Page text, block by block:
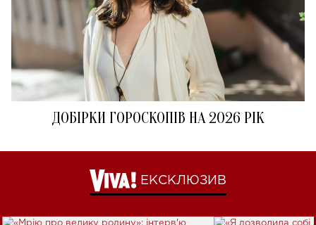
ДОБІРКИ ГОРОСКОПІВ НА 2026 РІК
ЕКСКЛЮЗИВ